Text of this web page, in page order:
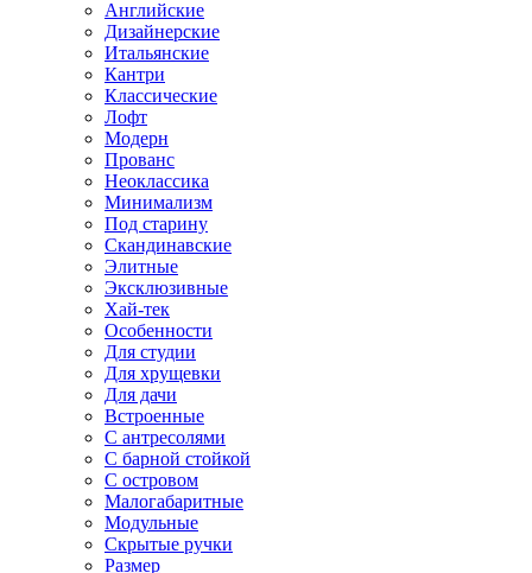
Английские
Дизайнерские
Итальянские
Кантри
Классические
Лофт
Модерн
Прованс
Неоклассика
Минимализм
Под старину
Скандинавские
Элитные
Эксклюзивные
Хай-тек
Особенности
Для студии
Для хрущевки
Для дачи
Встроенные
С антресолями
С барной стойкой
С островом
Малогабаритные
Модульные
Скрытые ручки
Размер